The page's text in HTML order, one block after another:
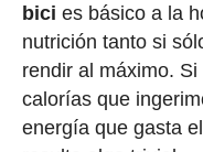
bici es básico a la
nutrición tanto si
rendir al máximo.
calorías que
energía que gasta